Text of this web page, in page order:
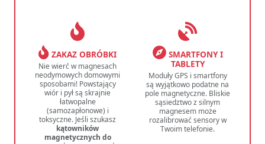
ZAKAZ OBRÓBKI
Nie wierć w magnesach
neodymowych domowymi
sposobami! Powstający
wiór i pył są skrajnie
łatwopalne
(samozapłonowe) i
toksyczne. Jeśli szukasz
kątowników
magnetycznych do
SMARTFONY I
TABLETY
Moduły GPS i smartfony
są wyjątkowo podatne na
pole magnetyczne. Bliskie
sąsiedztwo z silnym
magnesem może
rozalibrować sensory w
Twoim telefonie.